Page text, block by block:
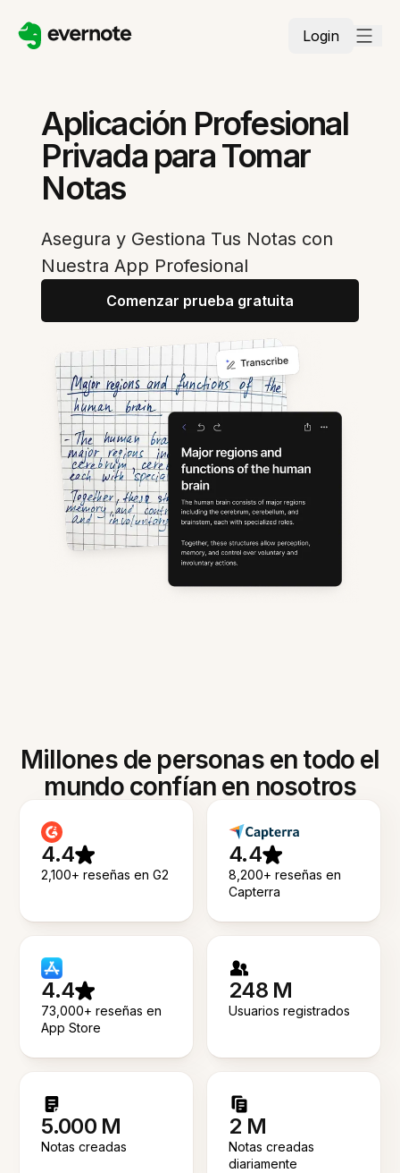
Login
Aplicación Profesional
Privada para Tomar
Notas
Asegura y Gestiona Tus Notas con
Nuestra App Profesional
Comenzar prueba gratuita
Millones de personas en todo el
mundo confían en nosotros
4.4
2,100+ reseñas en G2
4.4
8,200+ reseñas en
Capterra
4.4
73,000+ reseñas en
App Store
248 M
Usuarios registrados
5.000 M
Notas creadas
2 M
Notas creadas
diariamente